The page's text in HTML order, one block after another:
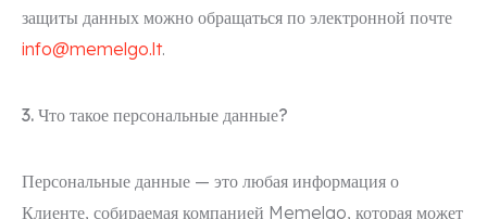
защиты данных можно обращаться по электронной почте
info@memelgo.lt.
3. Что такое персональные данные?
Персональные данные — это любая информация о
Клиенте, собираемая компанией Memelgo, которая может